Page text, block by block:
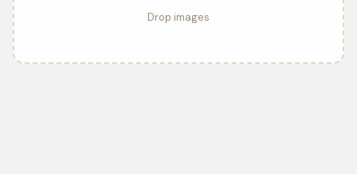
Drop images